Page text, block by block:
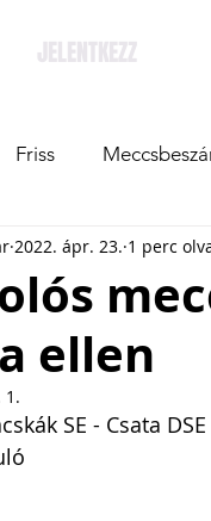
JELENTKEZZ
Friss
ellen
2022. ápr. 23. 1 perc
1.
SE - Csata DSE